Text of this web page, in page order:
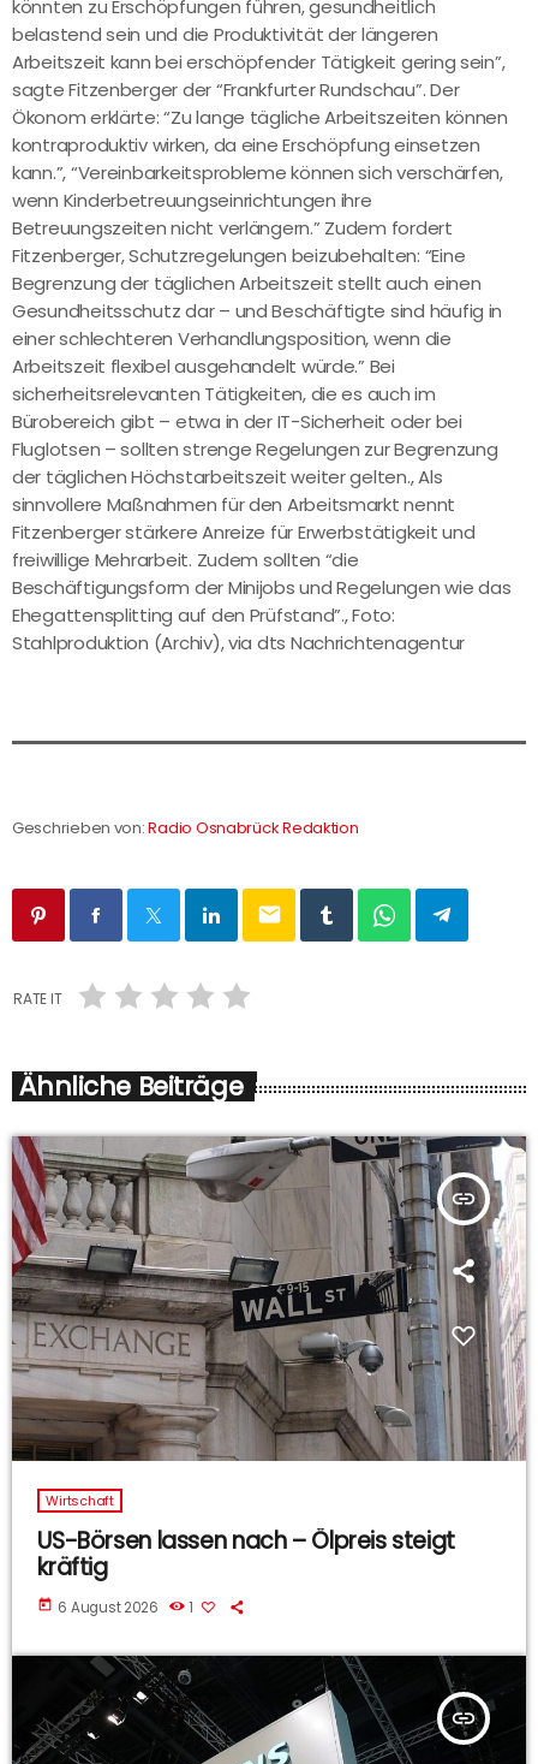
könnten zu Erschöpfungen führen, gesundheitlich
belastend sein und die Produktivität der längeren
Arbeitszeit kann bei erschöpfender Tätigkeit gering sein”,
sagte Fitzenberger der “Frankfurter Rundschau”. Der
Ökonom erklärte: “Zu lange tägliche Arbeitszeiten können
kontraproduktiv wirken, da eine Erschöpfung einsetzen
kann.”, “Vereinbarkeitsprobleme können sich verschärfen,
wenn Kinderbetreuungseinrichtungen ihre
Betreuungszeiten nicht verlängern.” Zudem fordert
Fitzenberger, Schutzregelungen beizubehalten: “Eine
Begrenzung der täglichen Arbeitszeit stellt auch einen
Gesundheitsschutz dar – und Beschäftigte sind häufig in
einer schlechteren Verhandlungsposition, wenn die
Arbeitszeit flexibel ausgehandelt würde.” Bei
sicherheitsrelevanten Tätigkeiten, die es auch im
Bürobereich gibt – etwa in der IT-Sicherheit oder bei
Fluglotsen – sollten strenge Regelungen zur Begrenzung
der täglichen Höchstarbeitszeit weiter gelten., Als
sinnvollere Maßnahmen für den Arbeitsmarkt nennt
Fitzenberger stärkere Anreize für Erwerbstätigkeit und
freiwillige Mehrarbeit. Zudem sollten “die
Beschäftigungsform der Minijobs und Regelungen wie das
Ehegattensplitting auf den Prüfstand”., Foto:
Stahlproduktion (Archiv), via dts Nachrichtenagentur
Geschrieben von:Radio Osnabrück Redaktion
email
RATE IT
Ähnliche Beiträge
insert_link
Wirtschaft
US-Börsen lassen nach – Ölpreis steigt
kräftig
today 6 August 2026 1
insert_link